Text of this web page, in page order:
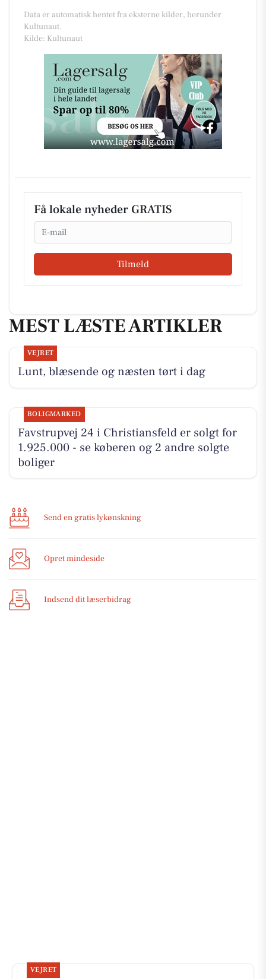
Data er automatisk hentet fra eksterne kilder, herunder
Kultunaut.
Kilde: Kultunaut
Få lokale nyheder GRATIS
Email
Tilmeld
MEST LÆSTE ARTIKLER
VEJRET
Lunt, blæsende og næsten tørt i dag
BOLIGMARKED
Favstrupvej 24 i Christiansfeld er solgt for
1.925.000 - se køberen og 2 andre solgte
boliger
Send en gratis lykønskning
Opret mindeside
Indsend dit læserbidrag
VEJRET